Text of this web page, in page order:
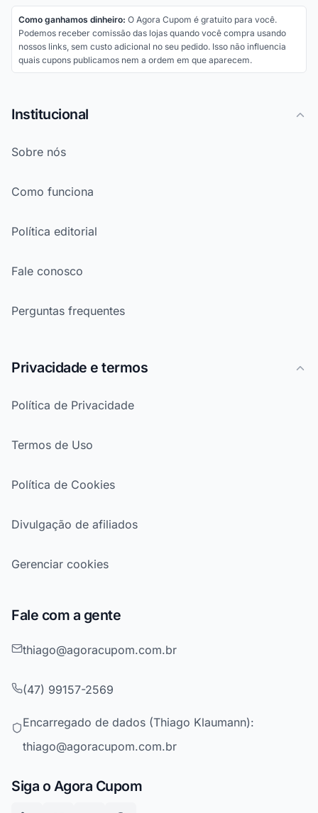
Como ganhamos dinheiro: O Agora Cupom é gratuito para você.
Podemos receber comissão das lojas quando você compra usando
nossos links, sem custo adicional no seu pedido. Isso não influencia
quais cupons publicamos nem a ordem em que aparecem.
Institucional
Sobre nós
Como funciona
Política editorial
Fale conosco
Perguntas frequentes
Privacidade e termos
Política de Privacidade
Termos de Uso
Política de Cookies
Divulgação de afiliados
Gerenciar cookies
Fale com a gente
thiago@agoracupom.com.br
(47) 99157-2569
Encarregado de dados (Thiago Klaumann):
thiago@agoracupom.com.br
Siga o Agora Cupom